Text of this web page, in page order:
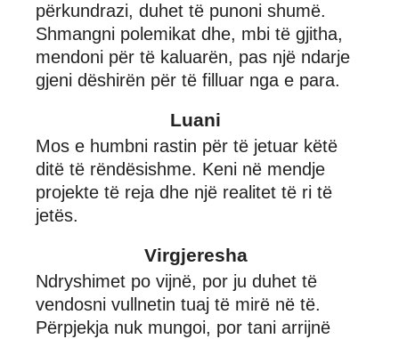
përkundrazi, duhet të punoni shumë.
Shmangni polemikat dhe, mbi të gjitha,
mendoni për të kaluarën, pas një ndarje
gjeni dëshirën për të filluar nga e para.
Luani
Mos e humbni rastin për të jetuar këtë
ditë të rëndësishme. Keni në mendje
projekte të reja dhe një realitet të ri të
jetës.
Virgjeresha
Ndryshimet po vijnë, por ju duhet të
vendosni vullnetin tuaj të mirë në të.
Përpjekja nuk mungoi, por tani arrijnë